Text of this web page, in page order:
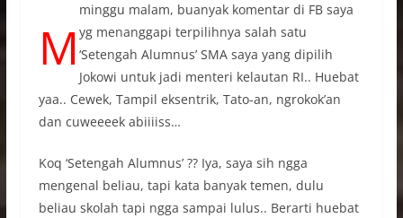
M
minggu malam, buanyak komentar di FB saya
yg menanggapi terpilihnya salah satu
‘Setengah Alumnus’ SMA saya yang dipilih
Jokowi untuk jadi menteri kelautan RI.. Huebat
yaa.. Cewek, Tampil eksentrik, Tato-an, ngrokok’an
dan cuweeeek abiiiiss…
Koq ‘Setengah Alumnus’ ?? Iya, saya sih ngga
mengenal beliau, tapi kata banyak temen, dulu
beliau skolah tapi ngga sampai lulus.. Berarti huebat